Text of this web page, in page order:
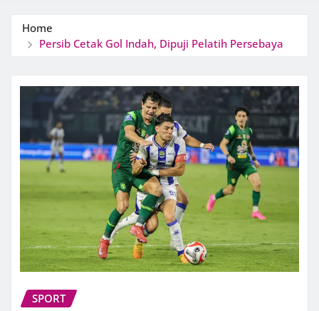
Home
Persib Cetak Gol Indah, Dipuji Pelatih Persebaya
SPORT